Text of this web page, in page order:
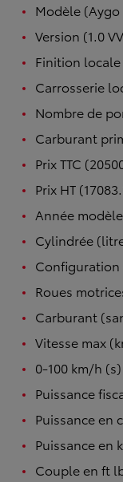
Modèle (Aygo
Version (1.0
Finition
Carrosserie
Nombre de
Carburant
Prix TTC
Prix HT
Année
Cylindrée
Roues
Carburant
Vitesse max
0-100 km/h
Puissance
Puissance en
Puissance en
Couple en ft